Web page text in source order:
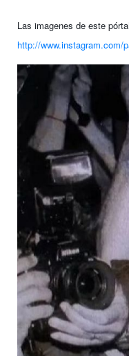
Las imagenes de este
http://www.instagram.com/